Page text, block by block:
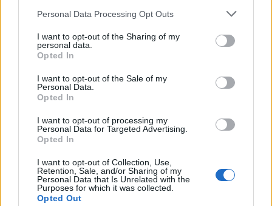
Personal Data Processing Opt Outs
I want to opt-out of the Sharing of my
personal data.
Opted In
I want to opt-out of the Sale of my
Personal Data.
Opted In
I want to opt-out of processing my
Personal Data for Targeted Advertising.
Opted In
I want to opt-out of Collection, Use,
Retention, Sale, and/or Sharing of my
Personal Data that Is Unrelated with the
Purposes for which it was collected.
Opted Out
Sigla da Organização Mundial de Boxe
M
B
E
B
Prova que avalia o ensino básico no Brasil
A E
B
Sem roupa:
U